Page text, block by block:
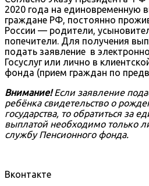
2020 года на единовременную
граждане РФ, постоянно
России — родители,
попечители. Для получения
подать заявление в
Госуслуг или лично в
фонда (прием граждан по
Внимание! Если заявление
ребёнка свидетельство о
государства, то обратиться за
выплатой необходимо только
службу Пенсионного фонда.
Вконтакте